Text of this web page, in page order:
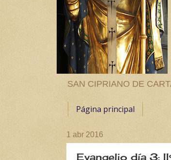
SAN CIPRIANO DE
Página principal
1 abr 2016
Evangelio día 3: